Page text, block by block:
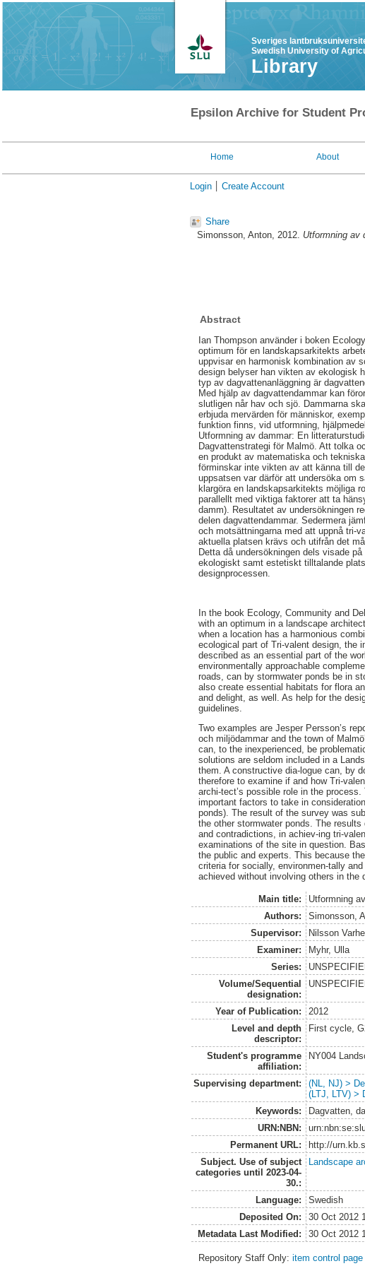
Sveriges
Swedish University of
Library
Epsilon Archive for Student
Home About
Login Create Account
Share
Simonsson, Anton, 2012. Utformning av
Abstract
Ian Thompson använder i boken
optimum för en landskapsarkitekts
uppvisar en harmonisk kombination av
design belyser han vikten av ekologisk
typ av dagvattenanläggning är
Med hjälp av dagvattendammar kan
slutligen når hav och sjö. Dammarna
erbjuda mervärden för människor,
funktion finns, vid utformning,
Utformning av dammar: En
Dagvattenstrategi för Malmö. Att tolka
en produkt av matematiska och
förminskar inte vikten av att känna till
uppsatsen var därför att undersöka om
klargöra en landskapsarkitekts möjliga
parallellt med viktiga faktorer att ta
damm). Resultatet av undersökningen
delen dagvattendammar. Sedermera
och motsättningarna med att uppnå tri-
aktuella platsen krävs och utifrån det
Detta då undersökningen dels visade
ekologiskt samt estetiskt tilltalande
designprocessen.
In the book Ecology, Community and
with an optimum in a landscape
when a location has a harmonious
ecological part of Tri-valent design, the
described as an essential part of the
environmentally approachable
roads, can by stormwater ponds be in
also create essential habitats for flora
and delight, as well. As help for the
guidelines.
Two examples are Jesper Persson’s
och miljödammar and the town of
can, to the inexperienced, be
solutions are seldom included in a
them. A constructive dia-logue can, by
therefore to examine if and how Tri-
archi-tect’s possible role in the
important factors to take in
ponds). The result of the survey was
the other stormwater ponds. The
and contradictions, in achiev-ing tri-
examinations of the site in question.
the public and experts. This because
criteria for socially, environmen-tally
achieved without involving others in the
Main title:
Utformning
Authors:
Simonsson,
Supervisor:
Nilsson
Examiner:
Myhr, Ulla
Series:
Volume/Sequential
designation:
Year of Publication:
2012
Level and depth
descriptor:
First cycle,
Student's programme
affiliation:
NY004
Supervising department:
(NL, NJ) >
(LTJ, LTV) >
Keywords:
Dagvatten,
URN:NBN:
Permanent URL:
http://
Subject. Use of subject
categories until 2023-04-
30.:
Landscape
Language:
Swedish
Deposited On:
30 Oct 2012
Metadata Last Modified:
30 Oct 2012
Repository Staff Only:item control page